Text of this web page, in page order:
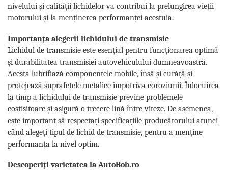
nivelului și calității lichidelor va contribui la prelungirea vieții
motorului și la menținerea performanței acestuia.
Importanța alegerii lichidului de transmisie
Lichidul de transmisie este esențial pentru funcționarea optimă
și durabilitatea transmisiei autovehiculului dumneavoastră.
Acesta lubrifiază componentele mobile, însă și curăță și
protejează suprafețele metalice împotriva coroziunii. Înlocuirea
la timp a lichidului de transmisie previne problemele
costisitoare și asigură o trecere lină între viteze. De asemenea,
este important să respectați specificațiile producătorului atunci
când alegeți tipul de lichid de transmisie, pentru a menține
performanța la nivel optim.
Descoperiți varietatea la AutoBob.ro